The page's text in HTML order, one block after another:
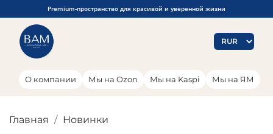
Premium-пространство для красивой и уверенной жизни
О компании Мы на Ozon Мы на Kaspi Мы на ЯМ
Главная Новинки